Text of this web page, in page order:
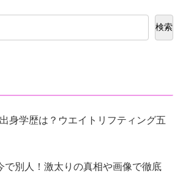
検索
身学歴は？ウエイトリフティング五
で別人！激太りの真相や画像で徹底